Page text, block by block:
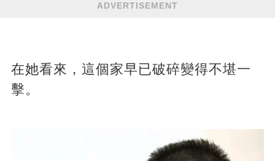
ADVERTISEMENT
在她看來，這個家早已破碎變得不堪一
擊。